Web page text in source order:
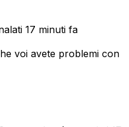
17 minuti fa
voi avete problemi con